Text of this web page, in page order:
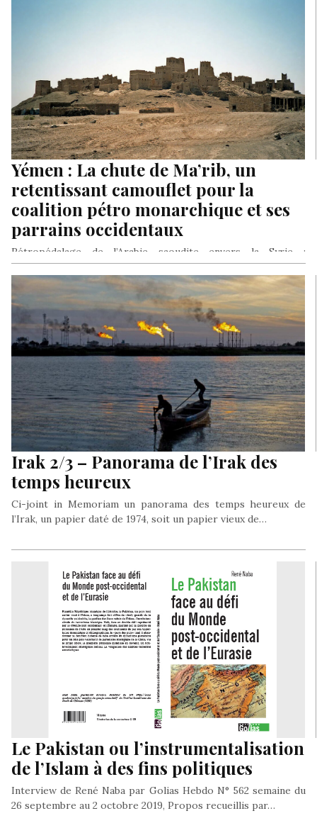
Yémen : La chute de Ma’rib, un
retentissant camouflet pour la
coalition pétro monarchique et ses
parrains occidentaux
Rétropédalage de l’Arabie saoudite envers la Syrie :
L’Arabisme, meilleur antidote à l’extrémisme islamique. Vers
une convergence entre Al Qaida…
Irak 2/3 – Panorama de l’Irak des
temps heureux
Ci-joint in Memoriam un panorama des temps heureux de
l’Irak, un papier daté de 1974, soit un papier vieux de…
Le Pakistan ou l’instrumentalisation
de l’Islam à des fins politiques
Interview de René Naba par Golias Hebdo N° 562 semaine du
26 septembre au 2 octobre 2019, Propos recueillis par…